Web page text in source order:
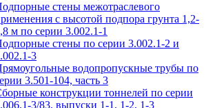
стены межотраслевого
с высотой подпора грунта 1,2-
м по серии 3.002.1-1
стены по серии 3.002.1-2 и
3
водопропускные трубы по
3.501-104, часть 3
конструкции тоннелей по серии
3/83, выпуски 1-1, 1-2, 1-3